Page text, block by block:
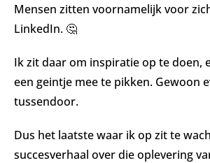
Mensen zitten voornamelijk voor
LinkedIn. 🤔
Ik zit daar om inspiratie op te doen,
een geintje mee te pikken. Gewoon
tussendoor.
Dus het laatste waar ik op zit te
succesverhaal over die oplevering